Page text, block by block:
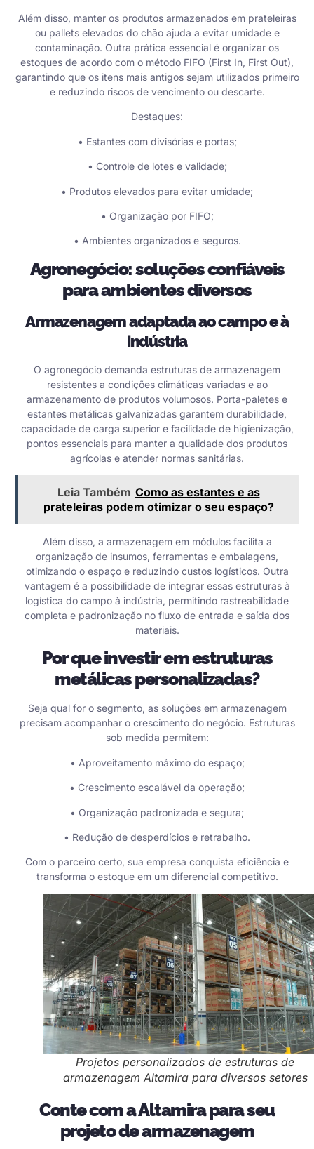
Além disso, manter os produtos armazenados em prateleiras
ou pallets elevados do chão ajuda a evitar umidade e
contaminação. Outra prática essencial é organizar os
estoques de acordo com o método FIFO (First In, First Out),
garantindo que os itens mais antigos sejam utilizados primeiro
e reduzindo riscos de vencimento ou descarte.
Destaques:
• Estantes com divisórias e portas;
• Controle de lotes e validade;
• Produtos elevados para evitar umidade;
• Organização por FIFO;
• Ambientes organizados e seguros.
Agronegócio: soluções confiáveis
para ambientes diversos
Armazenagem adaptada ao campo e à
indústria
O agronegócio demanda estruturas de armazenagem
resistentes a condições climáticas variadas e ao
armazenamento de produtos volumosos. Porta-paletes e
estantes metálicas galvanizadas garantem durabilidade,
capacidade de carga superior e facilidade de higienização,
pontos essenciais para manter a qualidade dos produtos
agrícolas e atender normas sanitárias.
Leia Também Como as estantes e as
prateleiras podem otimizar o seu espaço?
Além disso, a armazenagem em módulos facilita a
organização de insumos, ferramentas e embalagens,
otimizando o espaço e reduzindo custos logísticos. Outra
vantagem é a possibilidade de integrar essas estruturas à
logística do campo à indústria, permitindo rastreabilidade
completa e padronização no fluxo de entrada e saída dos
materiais.
Por que investir em estruturas
metálicas personalizadas?
Seja qual for o segmento, as soluções em armazenagem
precisam acompanhar o crescimento do negócio. Estruturas
sob medida permitem:
• Aproveitamento máximo do espaço;
• Crescimento escalável da operação;
• Organização padronizada e segura;
• Redução de desperdícios e retrabalho.
Com o parceiro certo, sua empresa conquista eficiência e
transforma o estoque em um diferencial competitivo.
Projetos personalizados de estruturas de
armazenagem Altamira para diversos setores
Conte com a Altamira para seu
projeto de armazenagem